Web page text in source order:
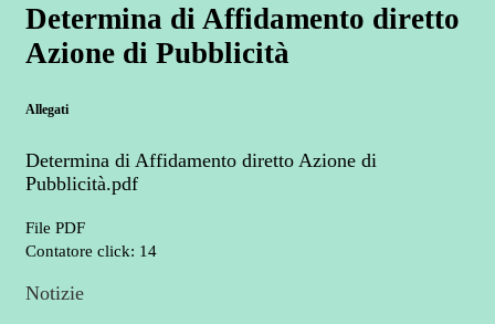
Determina di Affidamento diretto
Azione di Pubblicità
Allegati
Determina di Affidamento diretto Azione di
Pubblicità.pdf
File PDF
Contatore click: 14
Notizie